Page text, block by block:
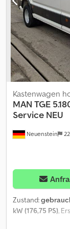
Neuenstein
Kastenwagen
MAN TGE
Service NEU
Zustand:
kW (176,75 PS),